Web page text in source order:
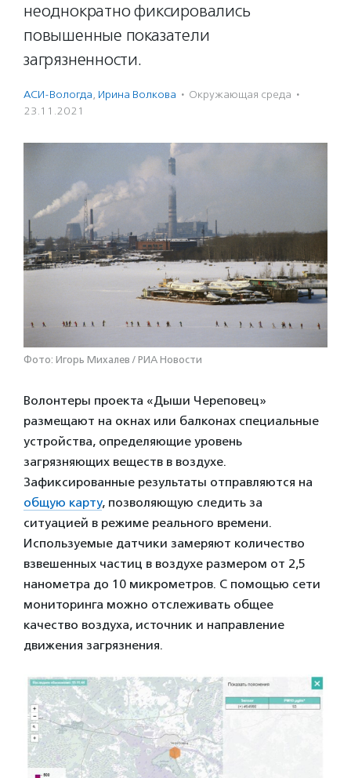
неоднократно фиксировались
повышенные показатели
загрязненности.
АСИ-Вологда, Ирина Волкова · Окружающая среда ·
23.11.2021
Фото: Игорь Михалев / РИА Новости
Волонтеры проекта «Дыши Череповец»
размещают на окнах или балконах специальные
устройства, определяющие уровень
загрязняющих веществ в воздухе.
Зафиксированные результаты отправляются на
общую карту, позволяющую следить за
ситуацией в режиме реального времени.
Используемые датчики замеряют количество
взвешенных частиц в воздухе размером от 2,5
нанометра до 10 микрометров. С помощью сети
мониторинга можно отслеживать общее
качество воздуха, источник и направление
движения загрязнения.